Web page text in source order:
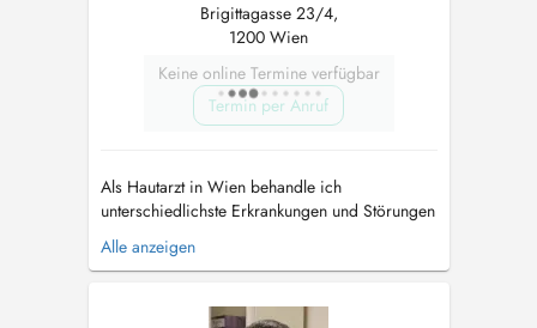
Brigittagasse 23/4,
1200 Wien
Keine online Termine verfügbar
Termin per Anruf
Als Hautarzt in Wien behandle ich
unterschiedlichste Erkrankungen und Störungen
von Haut und Haaren angefangen von Akne
oder auffälligen Muttermalen, Neurodermitis
Ebenso biete ich eine umfassende
Alle anzeigen